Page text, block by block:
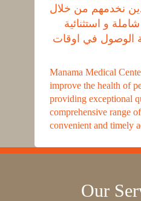
نخدمهم من خلال
و استثنائية
الوصول في اوقات
Manama Medical
improve the health of
providing exceptional
comprehensive range
convenient and timely